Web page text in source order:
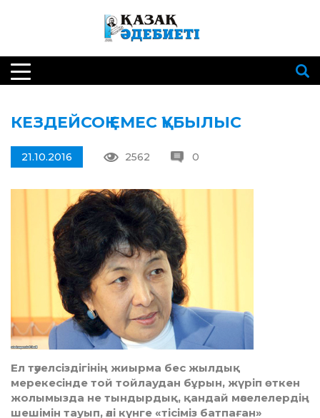
КЕЗДЕЙСОҚ ЕМЕС ҚҰБЫЛЫС
21.10.2016 2562 0
Ел тәуелсіздігінің жиырма бес жылдық
мерекесінде той тойлаудан бұрын, жүріп өткен
жолымызда не тындырдық, қандай мәселелердің
шешімін тауып, әлі күнге «тісіміз батпаған»